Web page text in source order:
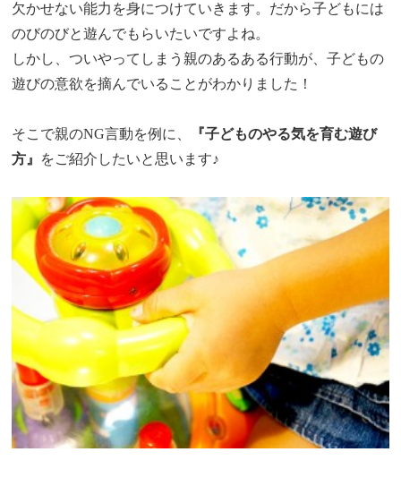
欠かせない能力を身につけていきます。だから子どもには
のびのびと遊んでもらいたいですよね。
しかし、ついやってしまう親のあるある行動が、子どもの
遊びの意欲を摘んでいることがわかりました！
そこで親のNG言動を例に、
『子どものやる気を育む遊び
方』 をご紹介したいと思います♪